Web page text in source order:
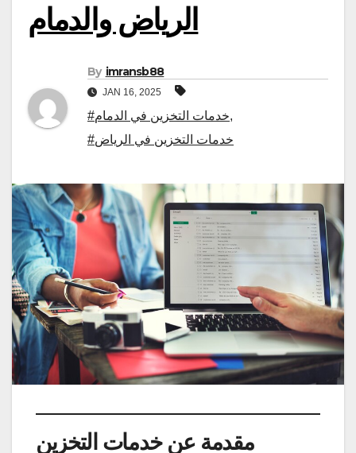
الرياض والدمام
By imransb88
JAN 16, 2025
#خدمات التخزين في الدمام,
#خدمات التخزين في الرياض
مقدمة عن خدمات التخزين